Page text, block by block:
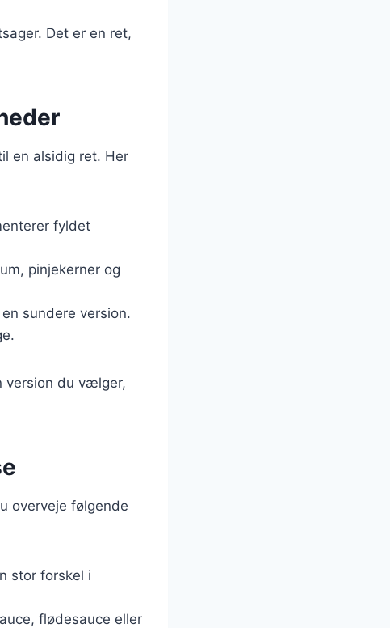
Det er en ret,
en alsidig ret. Her
fyldet
pinjekerner og
sundere version.
version du vælger,
overveje følgende
stor forskel i
flødesauce eller